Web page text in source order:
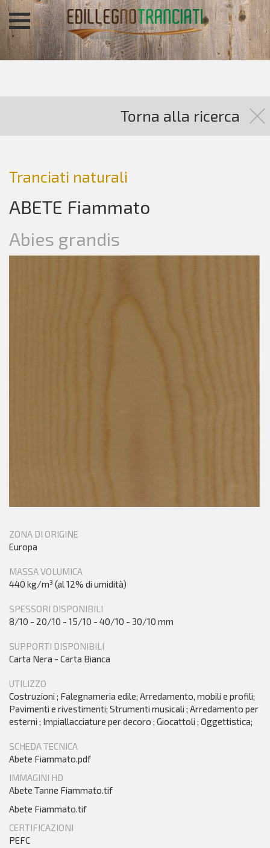
Torna alla ricerca
Tranciati naturali
ABETE Fiammato
Abies grandis
ZONA DI ORIGINE
Europa
MASSA VOLUMICA
440 kg/m³ (al 12% di umidità)
SPESSORI DISPONIBILI
8/10 - 20/10 - 15/10 - 40/10 - 30/10 mm
SUPPORTI DISPONIBILI
Carta Nera - Carta Bianca
UTILIZZO
Costruzioni ; Falegnameria edile; Arredamento, mobili e profili;
Pavimenti e rivestimenti; Strumenti musicali ; Arredamento per
esterni ; Impiallacciature per decoro ; Giocattoli ; Oggettistica;
SCHEDA TECNICA
Abete Fiammato.pdf
IMMAGINI HD
Abete Tanne Fiammato.tif
Abete Fiammato.tif
CERTIFICAZIONI
PEFC